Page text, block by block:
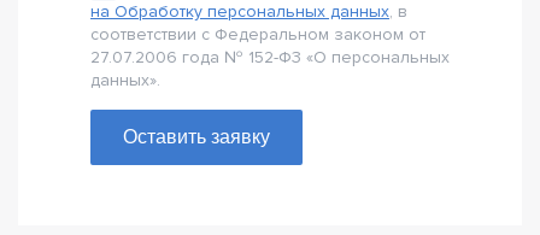
на Обработку персональных данных, в
соответствии с Федеральном законом от
27.07.2006 года № 152-Ф3 «О персональных
данных».
Оставить заявку